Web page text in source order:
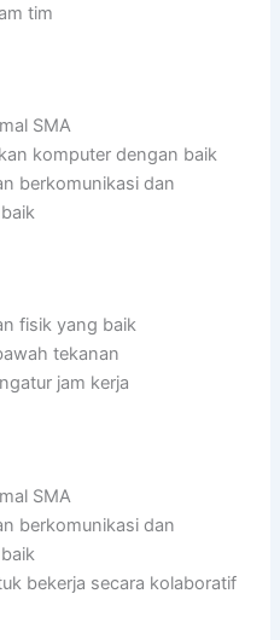
tim
SMA
komputer dengan baik
berkomunikasi dan
fisik yang baik
tekanan
jam kerja
SMA
berkomunikasi dan
bekerja secara kolaboratif